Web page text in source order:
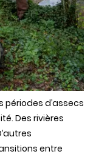
d’assecs
Des rivières
entre